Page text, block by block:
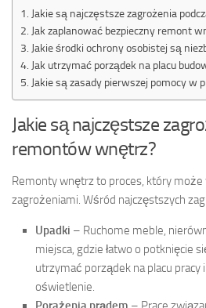
Jakie są najczęstsze zagrożenia
Jak zaplanować bezpieczny remont
Jakie środki ochrony osobistej są
Jak utrzymać porządek na placu
Jakie są zasady pierwszej pomocy w
Jakie są najczęstsze
remontów wnętrz?
Remonty wnętrz to proces, który
zagrożeniami. Wśród najczęstszych
Upadki – Ruchome meble,
miejsca, gdzie łatwo o potknięcie
utrzymać porządek na placu pracy
oświetlenie.